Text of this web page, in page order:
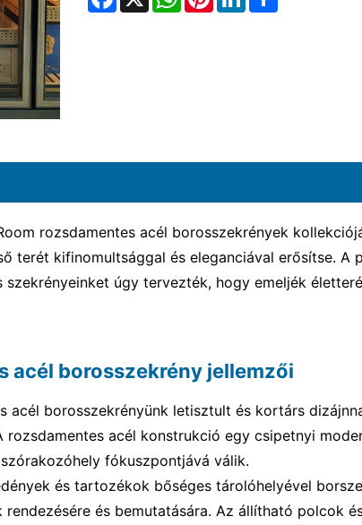
rozsdamentes acél borosszekrények
terét kifinomultsággal és eleganciával erősítse. A
úgy tervezték, hogy emeljék
acél borosszekrény jellemzői
acél borosszekrényünk letisztult és kortárs
acél konstrukció egy csipetnyi
fókuszpontjává válik.
és tartozékok bőséges tárolóhelyével
és bemutatására. Az állítható polcok